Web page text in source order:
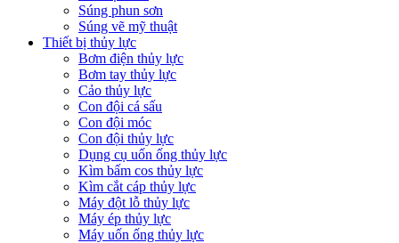
Súng phun sơn
Súng vẽ mỹ thuật
Thiết bị thủy lực
Bơm điện thủy lực
Bơm tay thủy lực
Cảo thủy lực
Con đội cá sấu
Con đội móc
Con đội thủy lực
Dụng cụ uốn ống thủy lực
Kìm bấm cos thủy lực
Kìm cắt cáp thủy lực
Máy đột lỗ thủy lực
Máy ép thủy lực
Máy uốn ống thủy lực